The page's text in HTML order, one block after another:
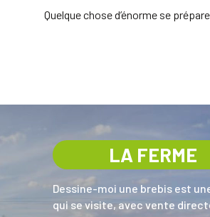
Quelque chose d’énorme se
LA FERME
Dessine-moi une brebis est
qui se visite, avec vente